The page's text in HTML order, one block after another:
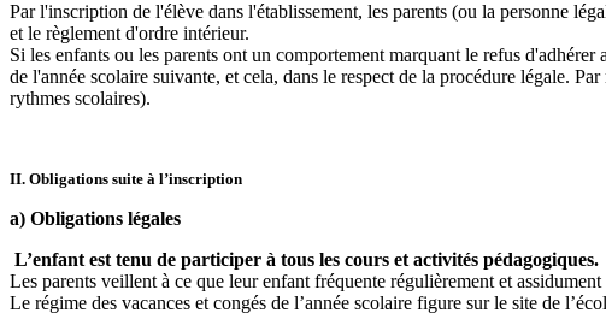
Par l'inscription de l'élève dans l'établissement, les parents (ou la personne
et le règlement d'ordre intérieur.
Si les enfants ou les parents ont un comportement marquant le refus
de l'année scolaire suivante, et cela, dans le respect de la procédure légale.
rythmes scolaires).
II. Obligations suite à l’inscription
a) Obligations légales
L’enfant est tenu de participer à tous les cours et activités pédagogiques.
Les parents veillent à ce que leur enfant fréquente régulièrement et
Le régime des vacances et congés de l’année scolaire figure sur le site de